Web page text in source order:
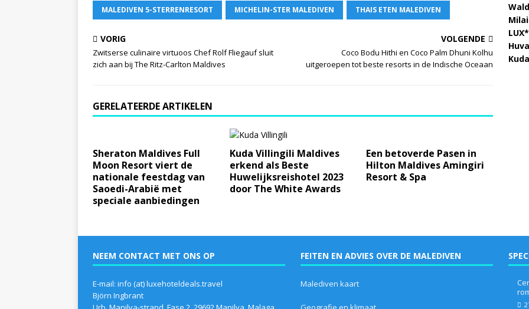
MALEDIVEN 5-STERRENRESORT MICHELIN-STER MALEDIVEN THAIS ETEN MALEDIVEN
VORIG
Zwitserse culinaire virtuoos Chef Rolf Fliegauf sluit
zich aan bij The Ritz-Carlton Maldives
VOLGENDE
Coco Bodu Hithi en Coco Palm Dhuni Kolhu
uitgeroepen tot beste resorts in de Indische Oceaan
GERELATEERDE ARTIKELEN
Sheraton Maldives Full
Moon Resort viert de
nationale feestdag van
Saoedi-Arabië met
speciale aanbiedingen
Kuda Villingili Maldives
erkend als Beste
Huwelijksreishotel 2023
door The White Awards
Een betoverde Pasen in
Hilton Maldives Amingiri
Resort & Spa
NEEM CONTACT MET ONS OP
E-mail: info (at) luxehoteldeals.travel
Björn Ingbrant
FEITEN EN ADVIES OVER DE MALEDIVEN
Malediven kaart